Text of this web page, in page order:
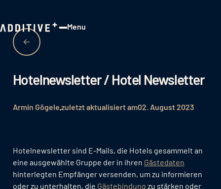
Menu
Hotelnewsletter / Hotel Newsletter
Armin Gögelezuletzt aktualisiert am02. August 2023
Hotelnewsletter sind E-Mails, die Hotels gesammelt an
eine ausgewählte Gruppe der in ihren Gästedaten
hinterlegten Empfänger versenden, um zu informieren
oder zu unterhalten, die Gästebindung zu stärken oder